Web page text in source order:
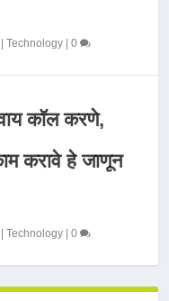
|Technology |0
कॉल करणे,
करावे हे जाणून
|Technology |0